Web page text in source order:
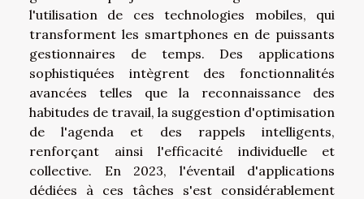
l'utilisation de ces technologies mobiles, qui
transforment les smartphones en de puissants
gestionnaires de temps. Des applications
sophistiquées intègrent des fonctionnalités
avancées telles que la reconnaissance des
habitudes de travail, la suggestion d'optimisation
de l'agenda et des rappels intelligents,
renforçant ainsi l'efficacité individuelle et
collective. En 2023, l'éventail d'applications
dédiées à ces tâches s'est considérablement